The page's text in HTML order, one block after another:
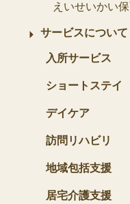
えいせいかい
サービスについて
入所サービス
ショートステイ
デイケア
訪問リハビリ
地域包括支援
居宅介護支援